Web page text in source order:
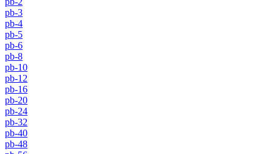
pb-3
pb-4
pb-5
pb-6
pb-8
pb-10
pb-12
pb-16
pb-20
pb-24
pb-32
pb-40
pb-48